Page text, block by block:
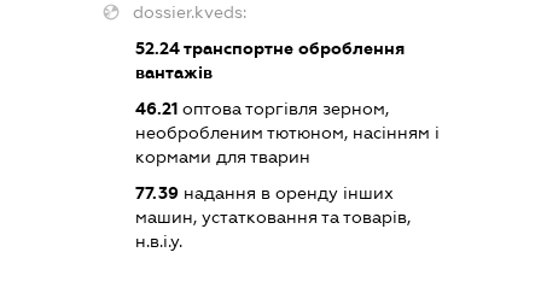
dossier.kveds:
52.24транспортне оброблення
вантажів
46.21оптова торгівля зерном,
необробленим тютюном, насінням і
кормами для тварин
77.39надання в оренду інших
машин, устатковання та товарів,
н.в.і.у.